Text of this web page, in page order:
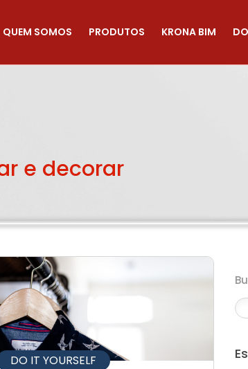
QUEM SOMOS PRODUTOS KRONA BIM
e decorar
DO IT YOURSELF